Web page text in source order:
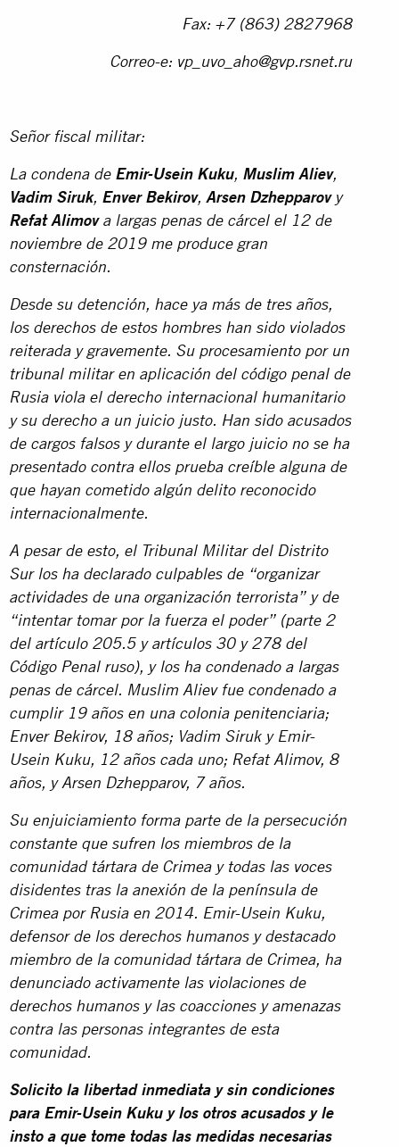
Fax: +7 (863) 2827968
Correo-e: vp_uvo_aho@gvp.rsnet.ru
Señor fiscal militar:
La condena de Emir-Usein Kuku, Muslim Aliev,
Vadim Siruk, Enver Bekirov, Arsen Dzhepparovy
Refat Alimov a largas penas de cárcel el 12 de
noviembre de 2019 me produce gran
consternación.
Desde su detención, hace ya más de tres años,
los derechos de estos hombres han sido violados
reiterada y gravemente. Su procesamiento por un
tribunal militar en aplicación del código penal de
Rusia viola el derecho internacional humanitario
y su derecho a un juicio justo. Han sido acusados
de cargos falsos y durante el largo juicio no se ha
presentado contra ellos prueba creíble alguna de
que hayan cometido algún delito reconocido
internacionalmente.
A pesar de esto, el Tribunal Militar del Distrito
Sur los ha declarado culpables de “organizar
actividades de una organización terrorista” y de
“intentar tomar por la fuerza el poder” (parte 2
del artículo 205.5 y artículos 30 y 278 del
Código Penal ruso), y los ha condenado a largas
penas de cárcel. Muslim Aliev fue condenado a
cumplir 19 años en una colonia penitenciaria;
Enver Bekirov, 18 años; Vadim Siruk y Emir-
Usein Kuku, 12 años cada uno; Refat Alimov, 8
años, y Arsen Dzhepparov, 7 años.
Su enjuiciamiento forma parte de la persecución
constante que sufren los miembros de la
comunidad tártara de Crimea y todas las voces
disidentes tras la anexión de la península de
Crimea por Rusia en 2014. Emir-Usein Kuku,
defensor de los derechos humanos y destacado
miembro de la comunidad tártara de Crimea, ha
denunciado activamente las violaciones de
derechos humanos y las coacciones y amenazas
contra las personas integrantes de esta
comunidad.
Solicito la libertad inmediata y sin condiciones
para Emir-Usein Kuku y los otros acusados y le
insto a que tome todas las medidas necesarias